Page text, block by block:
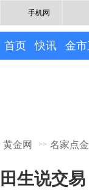
手机网
首页 快讯 金
黄金网 >> 名家点金
田生说交